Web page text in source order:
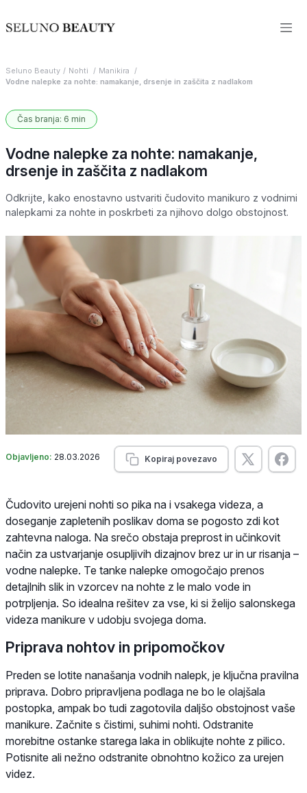
Seluno Beauty Nohti
Manikira
Vodne nalepke za nohte: namakanje, drsenje in zaščita z nadlakom
Čas branja: 6 min
Vodne nalepke za nohte: namakanje,
drsenje in zaščita z nadlakom
Odkrijte, kako enostavno ustvariti čudovito manikuro z vodnimi
nalepkami za nohte in poskrbeti za njihovo dolgo obstojnost.
Objavljeno: 28.03.2026 Kopiraj povezavo
Čudovito urejeni nohti so pika na i vsakega videza, a
doseganje zapletenih poslikav doma se pogosto zdi kot
zahtevna naloga. Na srečo obstaja preprost in učinkovit
način za ustvarjanje osupljivih dizajnov brez ur in ur risanja –
vodne nalepke. Te tanke nalepke omogočajo prenos
detajlnih slik in vzorcev na nohte z le malo vode in
potrpljenja. So idealna rešitev za vse, ki si želijo salonskega
videza manikure v udobju svojega doma.
Priprava nohtov in pripomočkov
Preden se lotite nanašanja vodnih nalepk, je ključna pravilna
priprava. Dobro pripravljena podlaga ne bo le olajšala
postopka, ampak bo tudi zagotovila daljšo obstojnost vaše
manikure. Začnite s čistimi, suhimi nohti. Odstranite
morebitne ostanke starega laka in oblikujte nohte z pilico.
Potisnite ali nežno odstranite obnohtno kožico za urejen
videz.